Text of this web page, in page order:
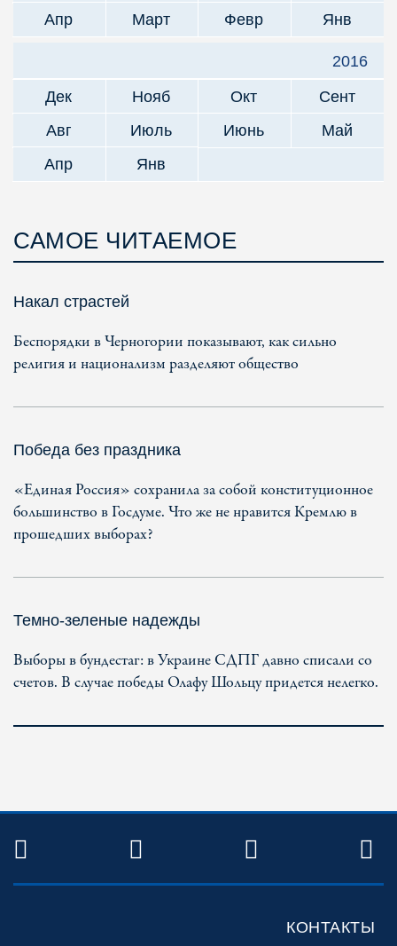
Апр
Март Февр Янв
2016
Дек
Нояб Окт
Сент
Авг
Июль Июнь
Май
Апр
Янв
САМОЕ ЧИТАЕМОЕ
Накал страстей
Беспорядки в Черногории показывают, как сильно
религия и национализм разделяют общество
Победа без праздника
«Единая Россия» сохранила за собой конституционное
большинство в Госдуме. Что же не нравится Кремлю в
прошедших выборах?
Темно-зеленые надежды
Выборы в бундестаг: в Украине СДПГ давно списали со
счетов. В случае победы Олафу Шольцу придется нелегко.
TWITTER FACEBOOKYOUTUBE
КОНТАКТЫ